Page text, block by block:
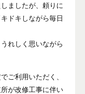
ましたが、頼りに
ドキしながら毎日
れしく思いながら
ご利用いただく、
が改修工事に伴い